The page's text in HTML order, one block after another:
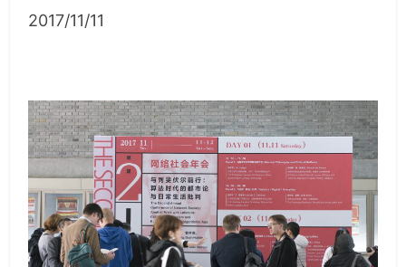
2017/11/11